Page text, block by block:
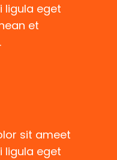
ligula eget
et
sit ameet
ligula eget